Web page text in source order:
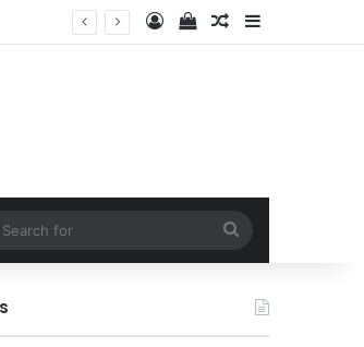
Log InView your
Random Article
Sidebar
for